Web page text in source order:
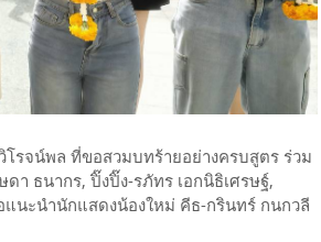
รจน์พล ที่ขอสวมบทร้ายอย่างครบสูตร ร่วม
า ธนากร, ปิ๊งปิ๊ง-รภัทร เอกนิธิเศรษฐ์,
นะนำนักแสดงน้องใหม่ คีธ-กรินทร์ กนกวลี